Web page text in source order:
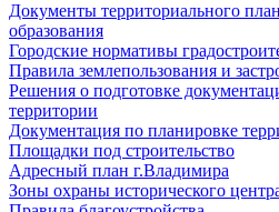
Документы территориального
образования
Городские нормативы
Правила землепользования и
Решения о подготовке
территории
Документация по планировке
Площадки под строительство
Адресный план г.Владимира
Зоны охраны исторического